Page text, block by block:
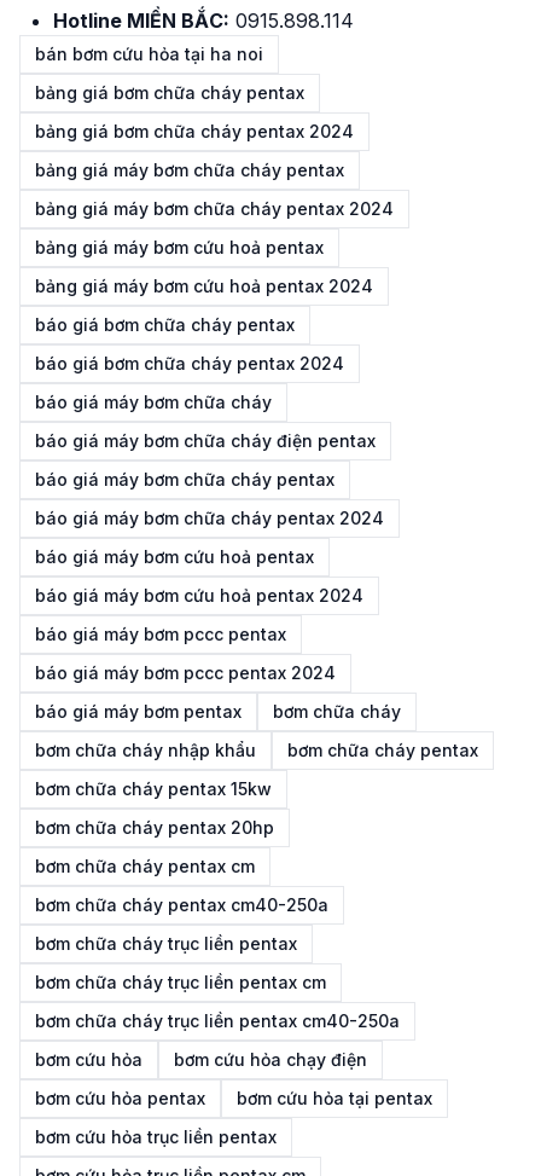
Hotline MIỀN BẮC: 0915.898.114
bán bơm cứu hỏa tại ha noi
bảng giá bơm chữa cháy pentax
bảng giá bơm chữa cháy pentax 2024
bảng giá máy bơm chữa cháy pentax
bảng giá máy bơm chữa cháy pentax 2024
bảng giá máy bơm cứu hoả pentax
bảng giá máy bơm cứu hoả pentax 2024
báo giá bơm chữa cháy pentax
báo giá bơm chữa cháy pentax 2024
báo giá máy bơm chữa cháy
báo giá máy bơm chữa cháy điện pentax
báo giá máy bơm chữa cháy pentax
báo giá máy bơm chữa cháy pentax 2024
báo giá máy bơm cứu hoả pentax
báo giá máy bơm cứu hoả pentax 2024
báo giá máy bơm pccc pentax
báo giá máy bơm pccc pentax 2024
báo giá máy bơm pentax
bơm chữa cháy
bơm chữa cháy nhập khẩu
bơm chữa cháy pentax
bơm chữa cháy pentax 15kw
bơm chữa cháy pentax 20hp
bơm chữa cháy pentax cm
bơm chữa cháy pentax cm40-250a
bơm chữa cháy trục liền pentax
bơm chữa cháy trục liền pentax cm
bơm chữa cháy trục liền pentax cm40-250a
bơm cứu hỏa
bơm cứu hỏa chạy điện
bơm cứu hỏa pentax
bơm cứu hỏa tại pentax
bơm cứu hỏa trục liền pentax